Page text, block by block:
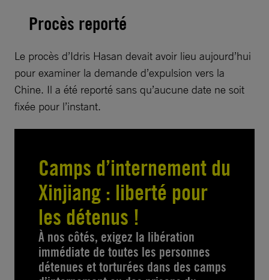
Procès reporté
Le procès d’Idris Hasan devait avoir lieu aujourd’hui
pour examiner la demande d’expulsion vers la
Chine. Il a été reporté sans qu’aucune date ne soit
fixée pour l’instant.
Camps d’internement du
Xinjiang : liberté pour
les détenus !
À nos côtés, exigez la libération
immédiate de toutes les personnes
détenues et torturées dans des camps